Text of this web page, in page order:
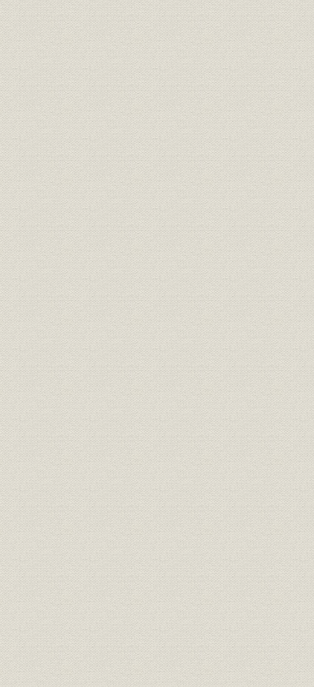
第7節 諸施策の実施
第8節 故橋井真氏を悼む
第7章 生産体制整備計画とセンター構想の推進(昭和53年~平成3年)
第1節 我が国の経済状況
第2節 生産体制整備計画の推進
第3節 センター構想の提示
第4節 センター構想下での技術・生産機能の充実化
第5節 事業の拡大を目指して
第6節 オイルショック不況を乗り切った「価値の創造」運動とその展
第7節 1千億円企業の夢
第8節 労働組合、上部団体「全国金属」から脱退
第9節 「SANKO EXPRESS」号事故の対応
第10節 河野社長を悼む
第11節 社長の交代、第6代社長に広野信衛、会長には西村晃が就任
第12節 事業環境の変化とその対応
第13節 新製品の開発・投入
第14節 全社ネットワークの整備と基幹システムの再構築
第15節 諸制度の実施
第16節 CI運動と社名変更
第8章 新たなる飛躍を目指して ピカッと光る会社を目指して(平成4年~平
第1節 我が国の経済状況
第2節 業績低迷に苦悩
第3節 全社をあげて業績改善へ取り組む